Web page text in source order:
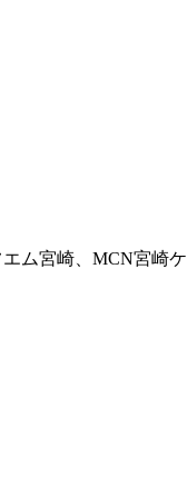
ム宮崎、MCN宮崎